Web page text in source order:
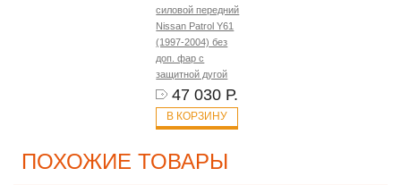
силовой передний
Nissan Patrol Y61
(1997-2004) без
доп. фар с
защитной дугой
47 030 Р.
В КОРЗИНУ
ПОХОЖИЕ ТОВАРЫ